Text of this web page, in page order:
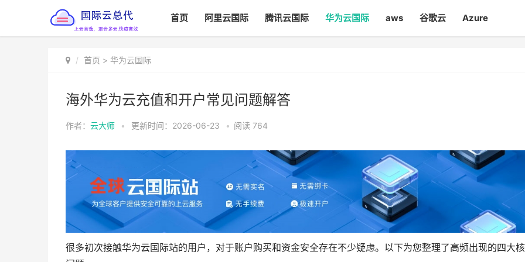
首页 阿里云国际 腾讯云国际 华为云国际 aws 谷歌云 Azure
首页 > 华为云国际
海外华为云充值和开户常见问题解答
作者： 云大师 • 更新时间：2026-06-23 • 阅读 764
很多初次接触华为云国际站的用户，对于账户购买和资金安全存在不少疑虑。以下为您整理了高频出现的四大